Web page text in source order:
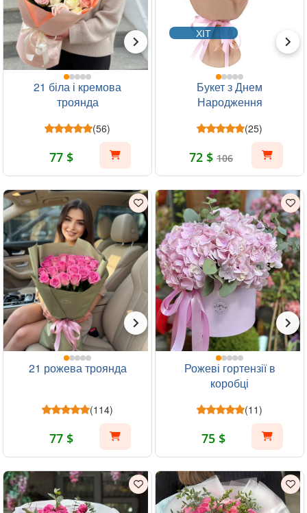
21 біла і кремова
троянда
(56)
77 $
ХІТ
Букет з Днем
Народження
(25)
72 $ 106
21 рожева троянда
(114)
77 $
Рожеві гортензії в
коробці
(11)
75 $